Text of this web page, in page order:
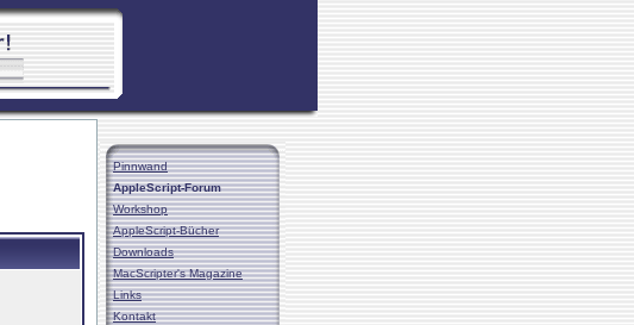
Pinnwand
AppleScript-Forum
Workshop
AppleScript-Bücher
Downloads
MacScripter's Magazine
Links
Kontakt